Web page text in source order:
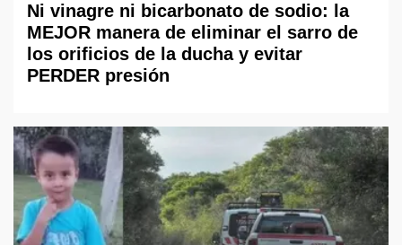
Ni vinagre ni bicarbonato de sodio: la
MEJOR manera de eliminar el sarro de
los orificios de la ducha y evitar
PERDER presión